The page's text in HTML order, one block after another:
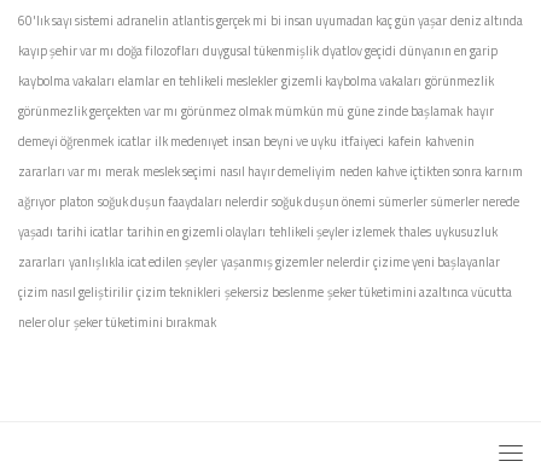
60'lık sayı sistemi adranelin atlantis gerçek mi bi insan uyumadan kaç gün yaşardeniz altında
kayıp şehir var mı doğa filozofları duygusal tükenmişlikdyatlov geçidi dünyanın en garip
kaybolma vakaları elamlaren tehlikeli mesleklergizemli kaybolma vakaları görünmezlik
görünmezlik gerçekten var mı görünmez olmak mümkün mü güne zinde başlamak hayır
demeyi öğrenmek icatlar ilk medenıyet insan beyni ve uyku itfaiyeci kafein kahvenin
zararları var mı merak meslek seçimi nasıl hayır demeliyim neden kahve içtikten sonra karnım
ağrıyor platon soğuk duşun faaydaları nelerdirsoğuk duşun önemi sümerlersümerler nerede
yaşadı tarihi icatlartarihin en gizemli olayları tehlikeli şeyler izlemekthales uykusuzluk
zararları yanlışlıkla icat edilen şeyleryaşanmış gizemler nelerdirçizime yeni başlayanlar
çizim nasıl geliştirilirçizim teknikleri şekersiz beslenmeşeker tüketimini azaltınca vücutta
neler olurşeker tüketimini bırakmak